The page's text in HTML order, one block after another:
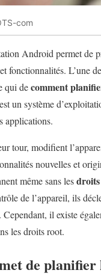
com
Android permet de
fonctionnalités. L’une
qui decomment
est un système
applications.
tour, modifient
nouvelles et
même sans les
de l’appareil, ils
il existe
les droits root.
de planifier